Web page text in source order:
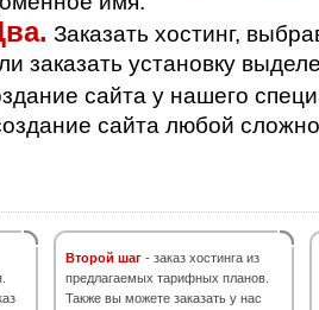
Заказать хостинг,
заказать установку
сайта у нашего
сайта любой
Второй шаг - заказ хостинга из
предлагаемых тарифных планов.
Также вы можете заказать у нас